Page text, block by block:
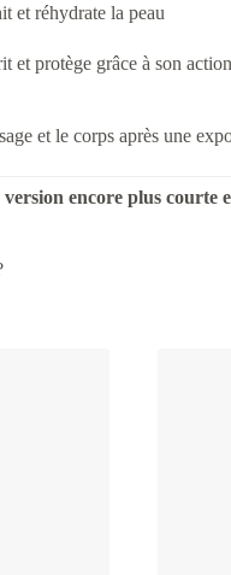
et réhydrate la peau
et protège grâce à son
et le corps après une
version encore plus courte